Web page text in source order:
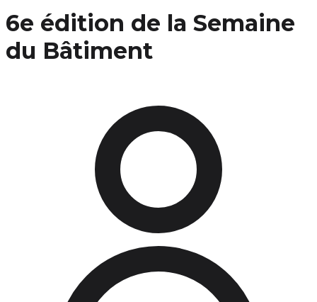
6e édition de la Semaine
du Bâtiment